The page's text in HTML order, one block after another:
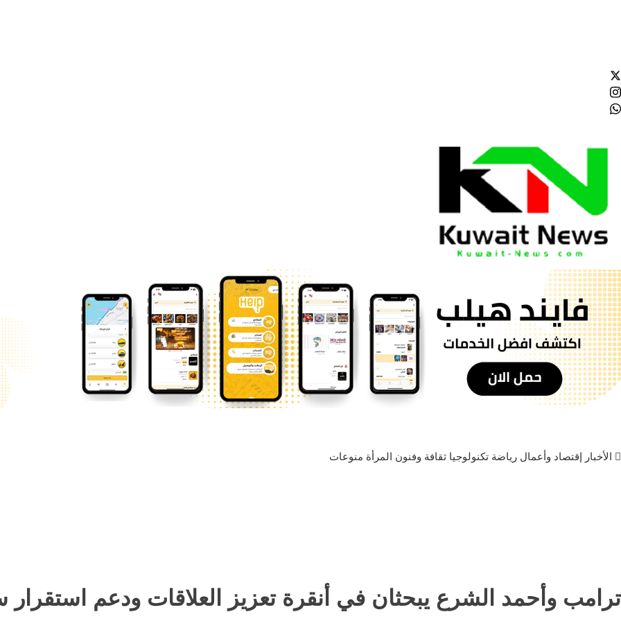
NE
News Elementor
الأخبار إقتصاد وأعمال رياضة تكنولوجيا ثقافة وفنون المرأة منوعات
ترامب وأحمد الشرع يبحثان في أنقرة تعزيز العلاقات ودعم استقرار